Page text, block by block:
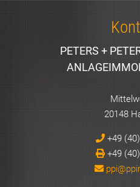
PETERS +
20148
+49
+49